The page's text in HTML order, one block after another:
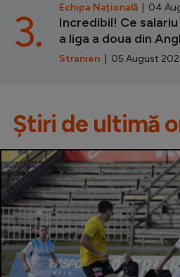
Echipa Națională | 04
Incredibil! Ce
a liga a doua din
Stranieri | 05 August
3.
Știri de ultimă